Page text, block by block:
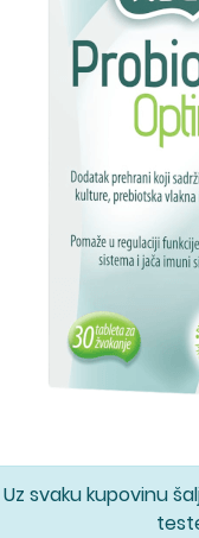
svaku kupovinu